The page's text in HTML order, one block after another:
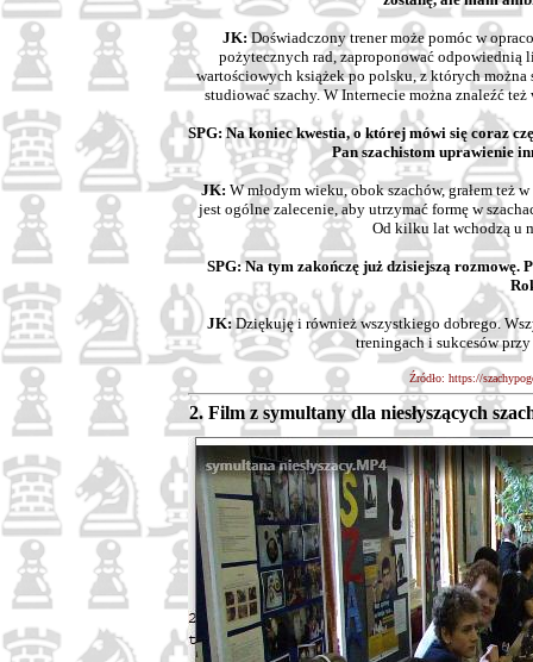
JK:Doświadczony trener może pomóc w
pożytecznych rad, zaproponować odpowiednią
wartościowych książek po polsku, z których
studiować szachy. W Internecie można znaleźć
SPG: Na koniec kwestia, o której mówi się coraz
Pan szachistom uprawienie
JK: W młodym wieku, obok szachów, grałem też
jest ogólne zalecenie, aby utrzymać formę w
Od kilku lat wchodzą u
SPG: Na tym zakończę już dzisiejszą rozmowę.
JK:Dziękuję i również wszystkiego dobrego.
treningach i sukcesów
Źródło: https://
2. Film z symultany dla niesłyszących